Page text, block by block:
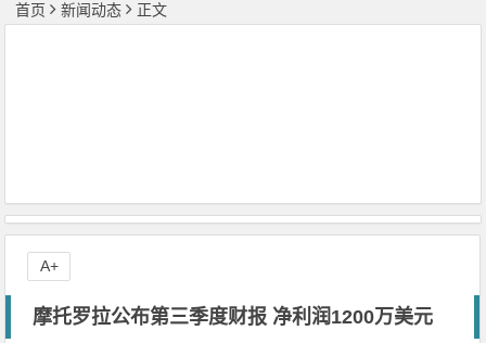
首页 新闻动态 正文
摩托罗拉公布第三季度财报 净利润1200万美元
A+